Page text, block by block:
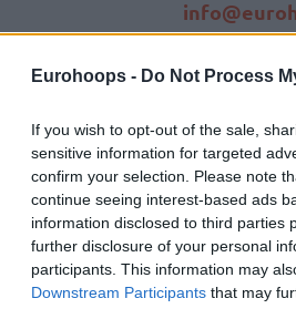
Eurohoops - Do Not Process
If you wish to opt-out of the sale,
sensitive information for targeted
confirm your selection. Please note
continue seeing interest-based ads
information disclosed to third parties
further disclosure of your personal
participants. This information may
Downstream Participants that may
Για ακόμη
Ολυμπιακού
πράγματα
Αυτή τη
παίκτες
ποιον